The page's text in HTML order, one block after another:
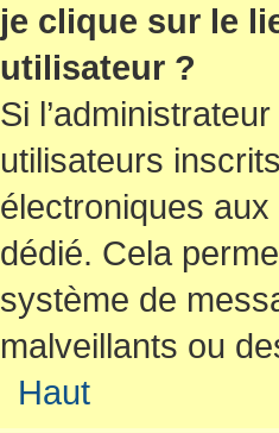
je clique sur le
utilisateur ?
Si
utilisateurs
électroniques
dédié. Cela
système de
malveillants ou
Haut